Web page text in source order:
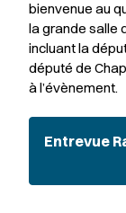
bienvenue au
la grande salle
incluant la
député de
à l’évènement.
Entrevue